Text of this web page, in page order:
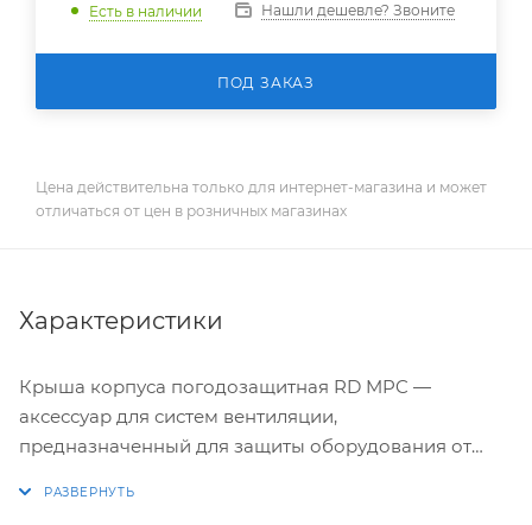
Есть в наличии Нашли дешевле? Звоните
ПОД ЗАКАЗ
Цена действительна только для интернет-магазина и может
отличаться от цен в розничных магазинах
Характеристики
Крыша корпуса погодозащитная RD MPC —
аксессуар для систем вентиляции,
предназначенный для защиты оборудования от